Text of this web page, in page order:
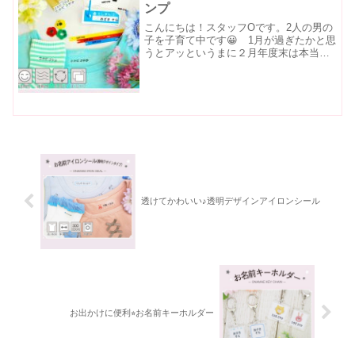
ンプ
こんにちは！スタッフOです。2人の男の
子を子育て中です😀 1月が過ぎたかと思
うとアッというまに２月年度末は本当に
透けてかわいい♪透明デザインアイロンシール
お出かけに便利⭐︎お名前キーホルダー